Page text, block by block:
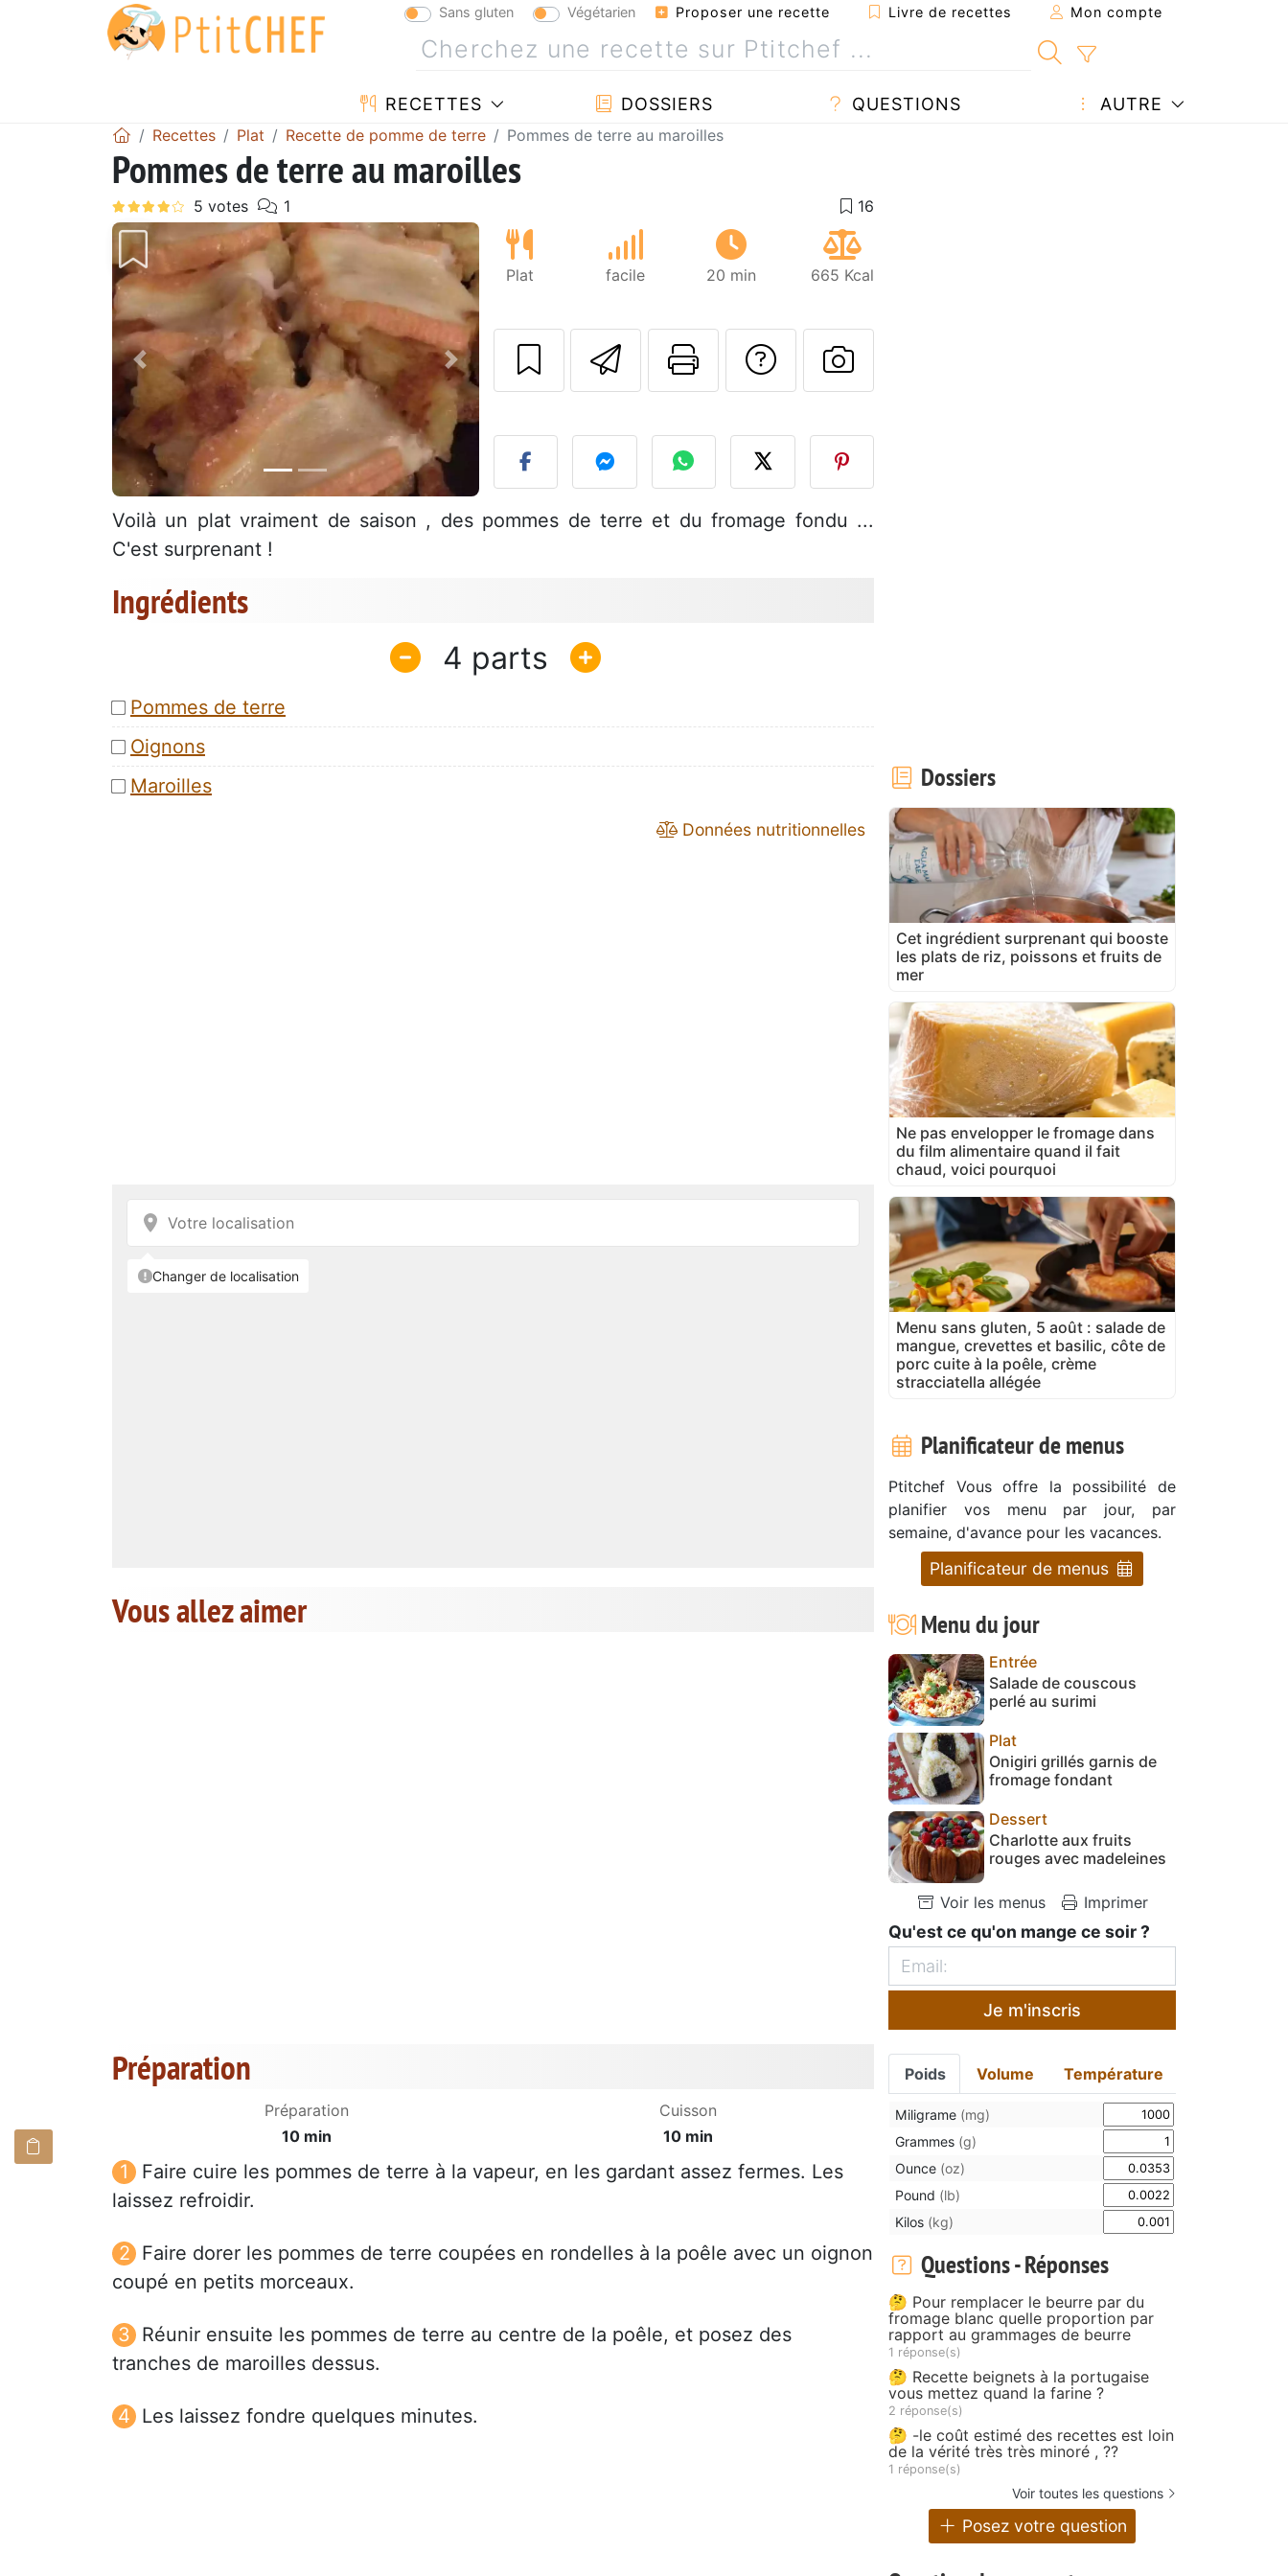
Sans gluten Végétarien Proposer une recette Livre de recettes Mon compte
RECETTES DOSSIERS QUESTIONS AUTRE
Recettes Plat Recette de pomme de terre Pommes de terre au maroilles
Pommes de terre au maroilles
Précédent Suivant
Plat facile 20 min 665 Kcal
Envoyer cette recette à un ami
Imprimer cette page
Poser une question à l'auteur
Publier votre photo de cette
Voilà un plat vraiment de saison , des pommes de terre et du fromage fondu ...
C'est surprenant !
Ingrédients
4
Pommes de terre
Oignons
Maroilles
Données nutritionnelles
Vous allez aimer
Préparation
Préparation
10 min
Cuisson
10 min
Faire cuire les pommes de terre à la vapeur, en les gardant assez fermes. Les
laissez refroidir.
Faire dorer les pommes de terre coupées en rondelles à la poêle avec un oignon
coupé en petits morceaux.
Réunir ensuite les pommes de terre au centre de la poêle, et posez des
tranches de maroilles dessus.
Les laissez fondre quelques minutes.
Dossiers
Cet ingrédient surprenant qui booste
les plats de riz, poissons et fruits de
mer
Ne pas envelopper le fromage dans
du film alimentaire quand il fait
chaud, voici pourquoi
Menu sans gluten, 5 août : salade de
mangue, crevettes et basilic, côte de
porc cuite à la poêle, crème
stracciatella allégée
Planificateur de menus
Ptitchef Vous offre la possibilité de
planifier vos menu par jour, par
semaine, d'avance pour les vacances.
Planificateur de menus
Menu du jour
Entrée
Salade de couscous
perlé au surimi
Plat
Onigiri grillés garnis de
fromage fondant
Dessert
Charlotte aux fruits
rouges avec madeleines
Voir les menus Imprimer
Qu'est ce qu'on mange ce soir ?
Je m'inscris
Poids Volume Température
Miligrame (mg)
Grammes (g)
Ounce (oz)
Pound (lb)
Kilos (kg)
Questions - Réponses
🤔 Pour remplacer le beurre par du
fromage blanc quelle proportion par
rapport au grammages de beurre
1 réponse(s)
🤔 Recette beignets à la portugaise
vous mettez quand la farine ?
2 réponse(s)
🤔 -le coût estimé des recettes est loin
de la vérité très très minoré , ??
1 réponse(s)
Voir toutes les questions
Posez votre question